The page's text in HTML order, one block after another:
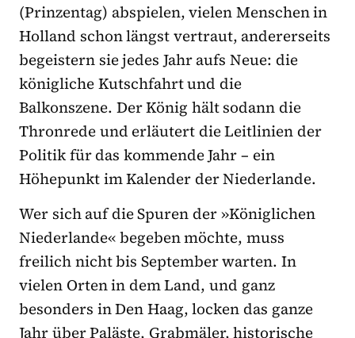
(Prinzentag) abspielen, vielen Menschen in
Holland schon längst vertraut, andererseits
begeistern sie jedes Jahr aufs Neue: die
königliche Kutschfahrt und die
Balkonszene. Der König hält sodann die
Thronrede und erläutert die Leitlinien der
Politik für das kommende Jahr – ein
Höhepunkt im Kalender der Niederlande.
Wer sich auf die Spuren der »Königlichen
Niederlande« begeben möchte, muss
freilich nicht bis September warten. In
vielen Orten in dem Land, und ganz
besonders in Den Haag, locken das ganze
Jahr über Paläste, Grabmäler, historische